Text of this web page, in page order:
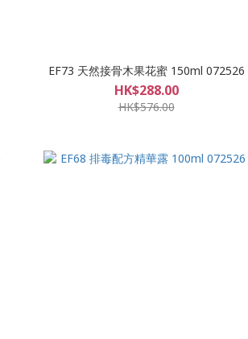
EF73 天然接骨木果花蜜 150ml 072526
HK$288.00
HK$576.00